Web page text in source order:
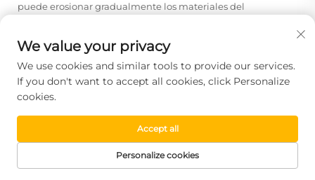
puede erosionar gradualmente los materiales del
blandas. Los ciclos térmicos provocan una expansión térmica
diferencial entre las capas del recubrimiento y el sustrato de
vidrio, generando tensiones mecánicas que pueden dar
lugar a la deslaminación o fisuración del recubrimiento en
productos con mala adherencia.
reflectante incorporan estrategias protectoras para mitigar
estas vías de degradación. Los diseños multicapa incluyen
capas barrera que impiden la difusión de oxígeno y
contaminantes hacia componentes metálicos vulnerables.
PÁGINA DE
CORREO
We value your privacy
We use cookies and similar tools to provide our services.
If you don't want to accept all cookies, click Personalize
cookies.
Personalize cookies
Accept all